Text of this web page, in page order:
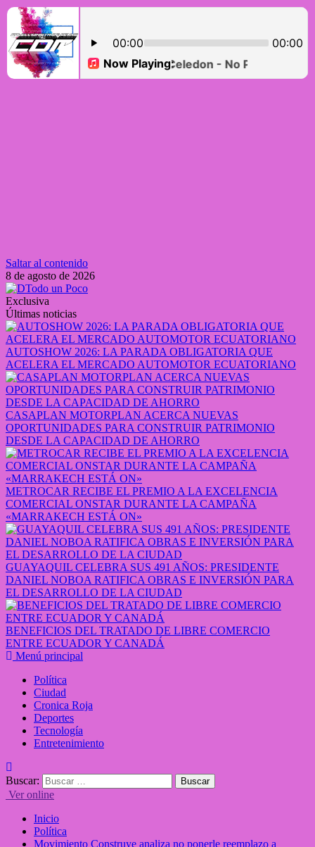
Saltar al contenido
8 de agosto de 2026
Exclusiva
Últimas noticias
AUTOSHOW 2026: LA PARADA OBLIGATORIA QUE
ACELERA EL MERCADO AUTOMOTOR ECUATORIANO
CASAPLAN MOTORPLAN ACERCA NUEVAS
OPORTUNIDADES PARA CONSTRUIR PATRIMONIO
DESDE LA CAPACIDAD DE AHORRO
METROCAR RECIBE EL PREMIO A LA EXCELENCIA
COMERCIAL ONSTAR DURANTE LA CAMPAÑA
«MARRAKECH ESTÁ ON»
GUAYAQUIL CELEBRA SUS 491 AÑOS: PRESIDENTE
DANIEL NOBOA RATIFICA OBRAS E INVERSIÓN PARA
EL DESARROLLO DE LA CIUDAD
BENEFICIOS DEL TRATADO DE LIBRE COMERCIO
ENTRE ECUADOR Y CANADÁ
Menú principal
Política
Ciudad
Cronica Roja
Deportes
Tecnología
Entretenimiento
Buscar:
Ver online
Inicio
Política
Movimiento Construye analiza no ponerle reemplazo a